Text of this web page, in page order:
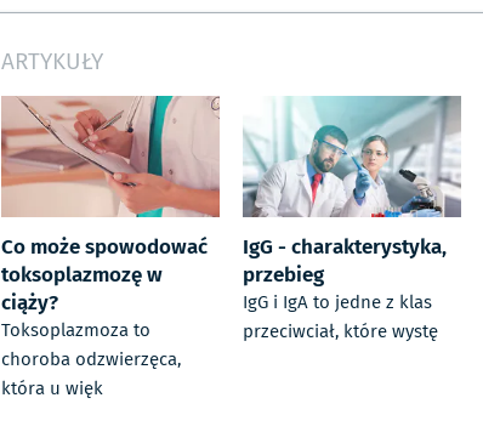
ARTYKUŁY
Co może spowodować
toksoplazmozę w
ciąży?
Toksoplazmoza to
choroba odzwierzęca,
która u więk
IgG - charakterystyka,
przebieg
IgG i IgA to jedne z klas
przeciwciał, które wystę